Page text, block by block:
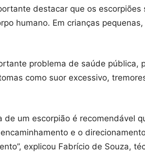
destacar que os escorpiões
humano. Em crianças
problema de saúde pública,
como suor excessivo,
um escorpião é recomendável
e o
explicou Fabrício de Souza,